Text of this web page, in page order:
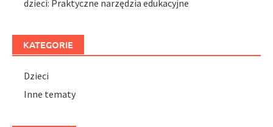
dzieci: Praktyczne narzędzia edukacyjne
KATEGORIE
Dzieci
Inne tematy